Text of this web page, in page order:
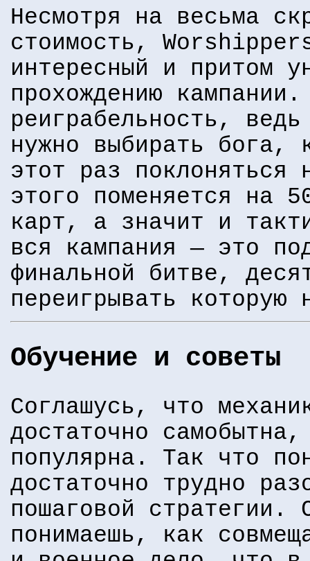
Несмотря на весьма
стоимость,
интересный и притом
прохождению
реиграбельность,
нужно выбирать бога,
этот раз поклоняться
этого поменяется на
карт, а значит и
вся кампания — это
финальной битве,
переигрывать которую
Обучение и советы
Соглашусь, что
достаточно
популярна. Так что
достаточно трудно
пошаговой стратегии.
понимаешь, как